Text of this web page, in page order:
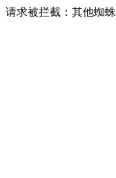
请求被拦截：其他蜘蛛